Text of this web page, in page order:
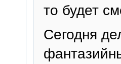
то будет
Сегодня